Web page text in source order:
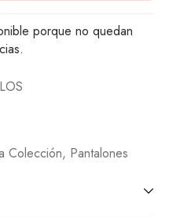
porque no quedan
Colección, Pantalones